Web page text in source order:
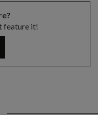
feature it!